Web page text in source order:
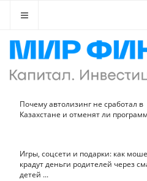
Почему автолизинг не сработал в
Казахстане и отменят ли
Игры, соцсети и подарки: как
крадут деньги родителей через
детей ...